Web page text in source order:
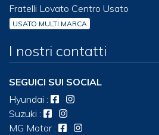
Fratelli Lovato Centro Usato
USATO MULTI MARCA
I nostri contatti
SEGUICI SUI SOCIAL
Hyundai :
Suzuki :
MG Motor :